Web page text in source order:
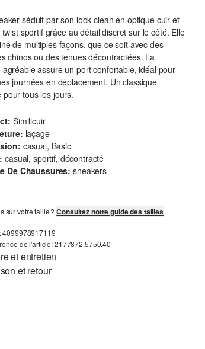
séduit par son look clean en optique cuir et
sportif grâce au détail discret sur le côté. Elle
de multiples façons, que ce soit avec des
chinos ou des tenues décontractées. La
agréable assure un port confortable, idéal pour
journées en déplacement. Un classique
pour tous les jours.
Similicuir
laçage
casual, Basic
casual, sportif, décontracté
De Chaussures: sneakers
sur votre taille ?Consultez notre guide des tailles
4099978917119
de l'article: 2177872.5750.40
et entretien
et retour